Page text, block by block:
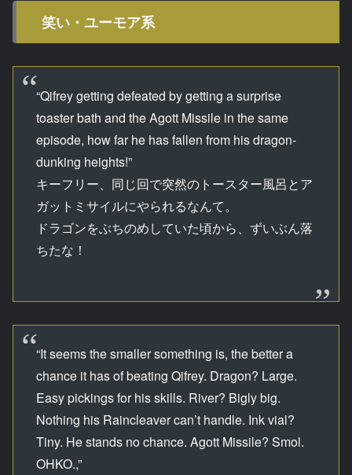
笑い・ユーモア系
“Qifrey getting defeated by getting a surprise
toaster bath and the Agott Missile in the same
episode, how far he has fallen from his dragon-
dunking heights!”
キーフリー、同じ回で突然のトースター風呂とア
ガットミサイルにやられるなんて。
ドラゴンをぶちのめしていた頃から、ずいぶん落
ちたな！
“It seems the smaller something is, the better a
chance it has of beating Qifrey. Dragon? Large.
Easy pickings for his skills. River? Bigly big.
Nothing his Raincleaver can’t handle. Ink vial?
Tiny. He stands no chance. Agott Missile? Smol.
OHKO.,”